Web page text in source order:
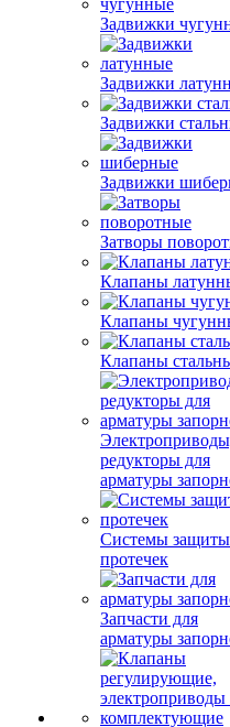
Задвижки
Задвижки
Задвижки
Задвижки
Затворы
Клапаны
Клапаны
Клапаны
редукторы для
арматуры
Системы
протечек
Запчасти для
арматуры